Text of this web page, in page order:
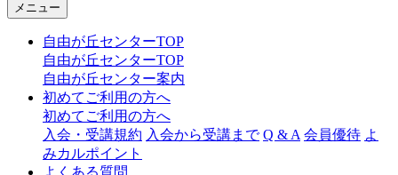
メニュー
自由が丘センターTOP
自由が丘センターTOP
自由が丘センター案内
初めてご利用の方へ
初めてご利用の方へ
入会・受講規約 入会から受講まで Q & A 会員優待 よ
みカルポイント
よくある質問